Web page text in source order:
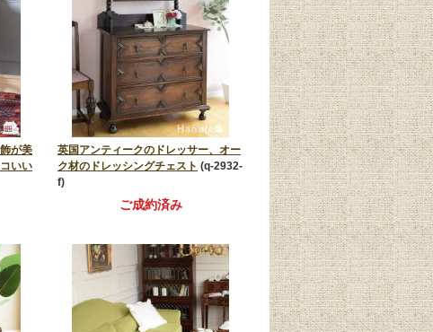
が美
いい
英国アンティークのドレッサー、オー
ク材のドレッシングチェスト (q-2932-
f)
ご成約済み